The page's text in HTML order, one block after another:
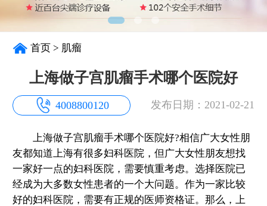
首页 > 肌瘤
上海做子宫肌瘤手术哪个医院好
4008800120 发布日期：2021-02-21
上海做子宫肌瘤手术哪个医院好?相信广大女性朋
友都知道上海有很多妇科医院，但广大女性朋友想找
一家好一点的妇科医院，需要慎重考虑。选择医院已
经成为大多数女性患者的一个大问题。作为一家比较
好的妇科医院，需要有正规的医师资格证。那么，上